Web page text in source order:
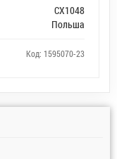
CX1048
Польша
Код: 1595070-23